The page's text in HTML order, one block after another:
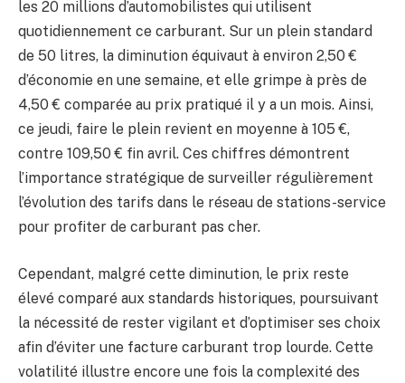
les 20 millions d’automobilistes qui utilisent
quotidiennement ce carburant. Sur un plein standard
de 50 litres, la diminution équivaut à environ 2,50 €
d’économie en une semaine, et elle grimpe à près de
4,50 € comparée au prix pratiqué il y a un mois. Ainsi,
ce jeudi, faire le plein revient en moyenne à 105 €,
contre 109,50 € fin avril. Ces chiffres démontrent
l’importance stratégique de surveiller régulièrement
l’évolution des tarifs dans le réseau de stations-service
pour profiter de carburant pas cher.
Cependant, malgré cette diminution, le prix reste
élevé comparé aux standards historiques, poursuivant
la nécessité de rester vigilant et d’optimiser ses choix
afin d’éviter une facture carburant trop lourde. Cette
volatilité illustre encore une fois la complexité des